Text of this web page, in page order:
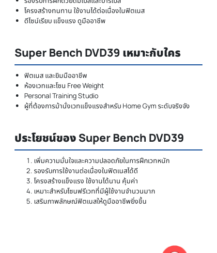
โครงสร้างทนทาน ใช้งานได้ต่อเนื่องในฟิตเนส
ดีไซน์เรียบ แข็งแรง ดูมืออาชีพ
Super Bench DVD39 เหมาะกับใคร
ฟิตเนส และยิมมืออาชีพ
ห้องเวทและโซน Free Weight
Personal Training Studio
ผู้ที่ต้องการม้านั่งเวทแข็งแรงสำหรับ Home Gym ระดับจริงจัง
ประโยชน์ของ Super Bench DVD39
เพิ่มความมั่นใจและความปลอดภัยในการฝึกเวทหนัก
รองรับการใช้งานต่อเนื่องในฟิตเนสได้ดี
โครงสร้างแข็งแรง ใช้งานได้นาน คุ้มค่า
เหมาะสำหรับโซนฟรีเวทที่มีผู้ใช้งานจำนวนมาก
เสริมภาพลักษณ์ฟิตเนสให้ดูมืออาชีพยิ่งขึ้น